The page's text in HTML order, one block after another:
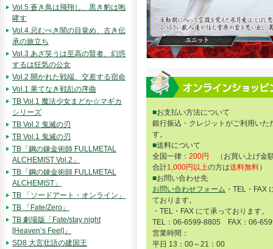
■お支払い方法について
銀行振込・クレジットがご利用いた
す。
■送料について
全国一律： 200円
（お買い上げ金
合計1,000円以上の方は送料無料）
■お問い合わせ先
お問い合わせフォーム ・TEL・FAX
ております。
・TEL・FAX にて承っております。
TEL：06-6599-8805 FAX：06-
営業時間：
平日 13：00～21：00
Vol.5 蒼き鳥は飛翔し、黒き豹は咆
哮す
Vol.4 忌むべき闇の目覚め、古き伝
承の旅立ち
Vol.3 あざ笑うは至高の賢者、幻惑
するは狂気の公女
Vol.2 開かれた戦端、交差する宿命
Vol.1 果てなき戦乱の序曲
TB Vol.1 魔法少女まどか☆マギカ
シリーズ
TB Vol.2 鬼滅の刃
TB Vol.1 鬼滅の刃
TB「鋼の錬金術師 FULLMETAL
ALCHEMIST Vol.2」
TB「鋼の錬金術師 FULLMETAL
ALCHEMIST」
TB 「ソードアート・オンライン」
TB 「Fate/Zero」
TB 劇場版「Fate/stay night
[Heaven’s Feel]」
SD8 大言壮語の建国王